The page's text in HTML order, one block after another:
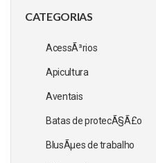
CATEGORIAS
AcessÃ³rios
Apicultura
Aventais
Batas de protecÃ§Ã£o
BlusÃµes de trabalho